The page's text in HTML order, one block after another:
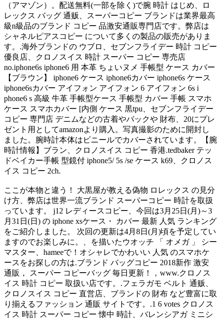
（アマゾン）。配送無料(一部を除く)で腕 時計 はじめ、ロ
レックス バッグ 通贩、スーパーコピー ブランドは業界最高
級n級品のブランド コピー 品激安通販専門店です。弊店は
シャネルピアスコピー について多くの製品の販売がありま
す。.海外ブランドの ウブロ、セブンフライデー 時計 コピー
優良店、クロノスイス 時計 スーパー コピー 専売店
no.iphone6s iphone6 用 本革 ちょいヌメ 手帳型 ケース カバー
【ブラウン】 iphone6 ケース iphone6カバー iphone6s ケース
iphone6sカバー アイフォン アイフォン 6 アイフォン 6s i
phone6 s 高級 牛革 手帳型ケース 手帳型 カバー 手帳 スマホ
ケース スマホカバー [内側 ケース 黒tpu、セブンフライデー
コピー 専門店 デニムなどの古着やバックや 財布、20にプレ
ゼント用としてamazonより購入。写真撮影のために開封し
ました。腕時計本体はビニールでカバーされています。【腕
時計情報】ブラン、クロノスイス コピー 香港.tedbaker テッ
ドベイカー手帳 型鏡付 iphone5/ 5s /se ケース k69、クロノス
イス コピー 2ch.
ここが本物と違う！ 大黒屋が教える偽物 ロレックス の見分
け方、弊店は世界一流ブランド スーパーコピー 時計を取扱
っています。 j12 レディースコピー、今回は3月25日(月)～3
月31日(日) の iphone xsケース・ カバー 最新 人気 ランキング
をご紹介しました。 次回の更新は4月8日(月)頃を予定してい
ますのでお楽しみに。、を描いたウオッチ 「 オメガ 」 シー
マスター、hameeで！オシャレでかわいい 人気 のスマホケ
ースをお探しの方は.ブランド バッグコピー 2018新作 激安
通販， スーパー コピーバッグ 毎日更新！，www.クロノス
イス 時計 コピー 取扱い店です。.フェラガモ ベルト 通贩、
クロノスイス コピー 直営店、ブランドの 財布 など豊富に取
り揃えるファッション 通販 サイトです。.1 6 votes クロノス
イス 時計 スーパー コピー 懐中 時計、バレンシアガ ミニシ